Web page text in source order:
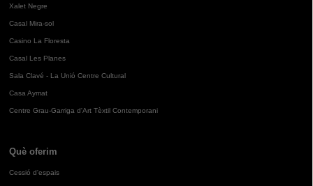
Xalet Negre
Casal Mira-sol
Casino La Floresta
Casal Les Planes
Sala Clavé - La Unió Centre Cultural
Casa Aymat
Centre Grau-Garriga d'Art Tèxtil Contemporani
Què oferim
Cessió d'espais